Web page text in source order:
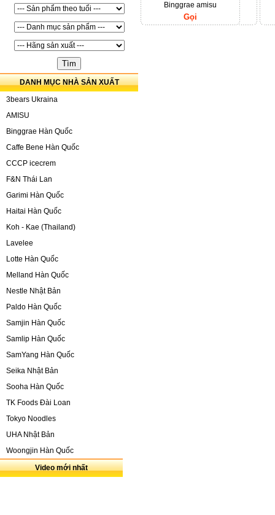
DANH MỤC NHÀ SẢN XUẤT
3bears Ukraina
AMISU
Binggrae Hàn Quốc
Caffe Bene Hàn Quốc
CCCP icecrem
F&N Thái Lan
Garimi Hàn Quốc
Haitai Hàn Quốc
Koh - Kae (Thailand)
Lavelee
Lotte Hàn Quốc
Melland Hàn Quốc
Nestle Nhật Bản
Paldo Hàn Quốc
Samjin Hàn Quốc
Samlip Hàn Quốc
SamYang Hàn Quốc
Seika Nhật Bản
Sooha Hàn Quốc
TK Foods Đài Loan
Tokyo Noodles
UHA Nhật Bản
Woongjin Hàn Quốc
Video mới nhất
Binggrae amisu
Gọi